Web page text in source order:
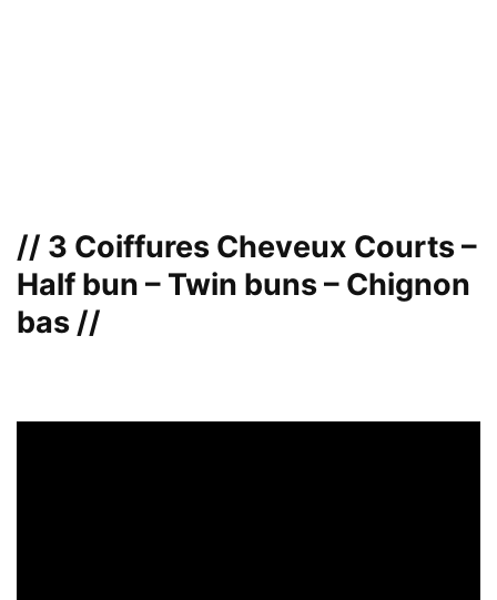
// 3 Coiffures Cheveux Courts –
Half bun – Twin buns – Chignon
bas //